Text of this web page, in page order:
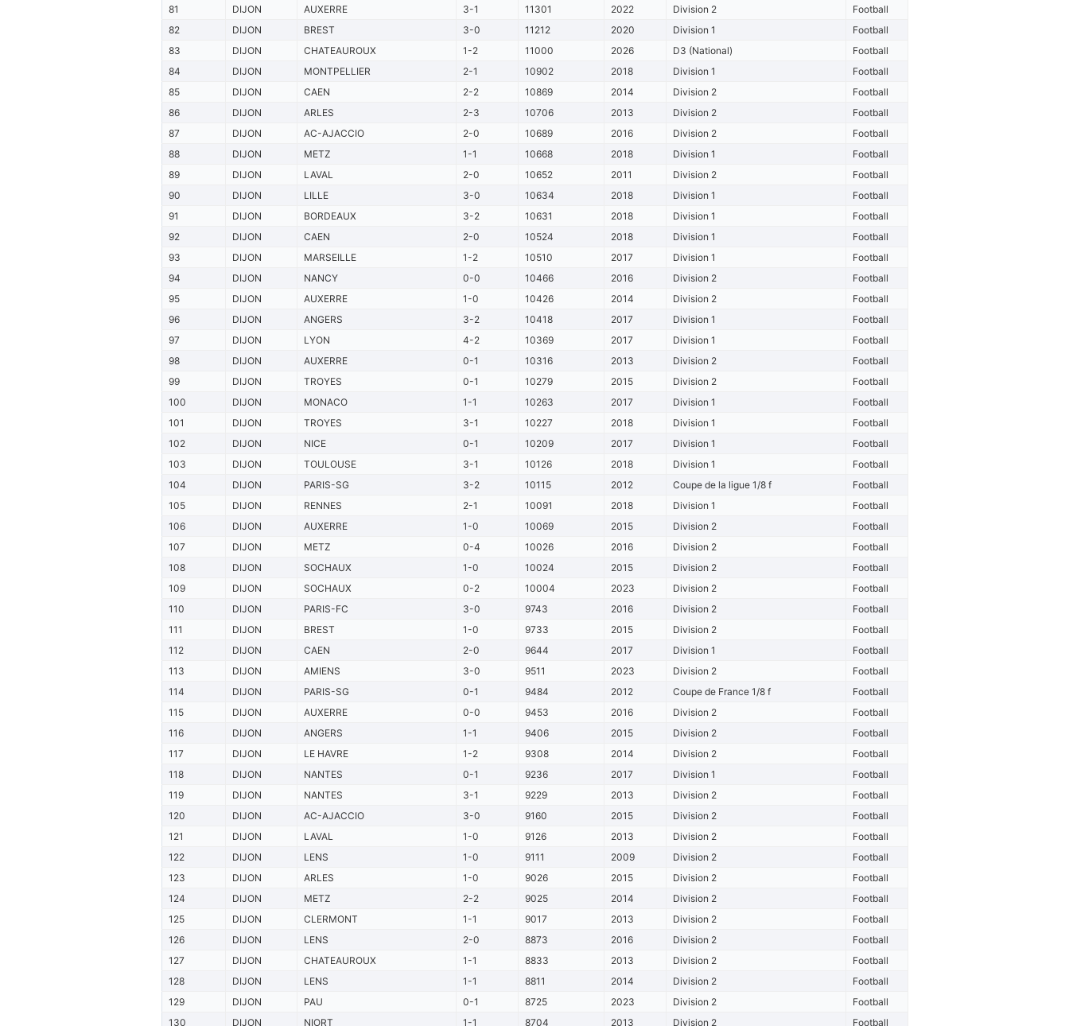
81
DIJON AUXERRE 3-1 11301 2022 Division 2
Football
82
DIJON BREST 3-0 11212 2020 Division 1
Football
83
DIJON CHATEAUROUX 1-2 11000 2026 D3 (National)
Football
84
DIJON MONTPELLIER 2-1 10902 2018 Division 1
Football
85
DIJON CAEN 2-2 10869 2014 Division 2
Football
86
DIJON ARLES 2-3 10706 2013 Division 2
Football
87
DIJON AC-AJACCIO 2-0 10689 2016 Division 2
Football
88
DIJON METZ 1-1 10668 2018 Division 1
Football
89
DIJON LAVAL 2-0 10652 2011 Division 2
Football
90
DIJON LILLE 3-0 10634 2018 Division 1
Football
91
DIJON BORDEAUX 3-2 10631 2018 Division 1
Football
92
DIJON CAEN 2-0 10524 2018 Division 1
Football
93
DIJON MARSEILLE 1-2 10510 2017 Division 1
Football
94
DIJON NANCY 0-0 10466 2016 Division 2
Football
95
DIJON AUXERRE 1-0 10426 2014 Division 2
Football
96
DIJON ANGERS 3-2 10418 2017 Division 1
Football
97
DIJON LYON 4-2 10369 2017 Division 1
Football
98
DIJON AUXERRE 0-1 10316 2013 Division 2
Football
99
DIJON TROYES 0-1 10279 2015 Division 2
Football
100
DIJON MONACO 1-1 10263 2017 Division 1
Football
101
DIJON TROYES 3-1 10227 2018 Division 1
Football
102
DIJON NICE 0-1 10209 2017 Division 1
Football
103
DIJON TOULOUSE 3-1 10126 2018 Division 1
Football
104
DIJON PARIS-SG 3-2 10115 2012 Coupe de la ligue 1/8 f
Football
105
DIJON RENNES 2-1 10091 2018 Division 1
Football
106
DIJON AUXERRE 1-0 10069 2015 Division 2
Football
107
DIJON METZ 0-4 10026 2016 Division 2
Football
108
DIJON SOCHAUX 1-0 10024 2015 Division 2
Football
109
DIJON SOCHAUX 0-2 10004 2023 Division 2
Football
110
DIJON PARIS-FC 3-0 9743 2016 Division 2
Football
111
DIJON BREST 1-0 9733 2015 Division 2
Football
112
DIJON CAEN 2-0 9644 2017 Division 1
Football
113
DIJON AMIENS 3-0 9511 2023 Division 2
Football
114
DIJON PARIS-SG 0-1 9484 2012 Coupe de France 1/8 f
Football
115
DIJON AUXERRE 0-0 9453 2016 Division 2
Football
116
DIJON ANGERS 1-1 9406 2015 Division 2
Football
117
DIJON LE HAVRE 1-2 9308 2014 Division 2
Football
118
DIJON NANTES 0-1 9236 2017 Division 1
Football
119
DIJON NANTES 3-1 9229 2013 Division 2
Football
120
DIJON AC-AJACCIO 3-0 9160 2015 Division 2
Football
121
DIJON LAVAL 1-0 9126 2013 Division 2
Football
122
DIJON LENS 1-0 9111 2009 Division 2
Football
123
DIJON ARLES 1-0 9026 2015 Division 2
Football
124
DIJON METZ 2-2 9025 2014 Division 2
Football
125
DIJON CLERMONT 1-1 9017 2013 Division 2
Football
126
DIJON LENS 2-0 8873 2016 Division 2
Football
127
DIJON CHATEAUROUX 1-1 8833 2013 Division 2
Football
128
DIJON LENS 1-1 8811 2014 Division 2
Football
129
DIJON PAU 0-1 8725 2023 Division 2
Football
130
DIJON NIORT 1-1 8704 2013 Division 2 Football